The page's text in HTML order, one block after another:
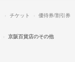
チケット
優待券/割引券
京阪百貨店のその他